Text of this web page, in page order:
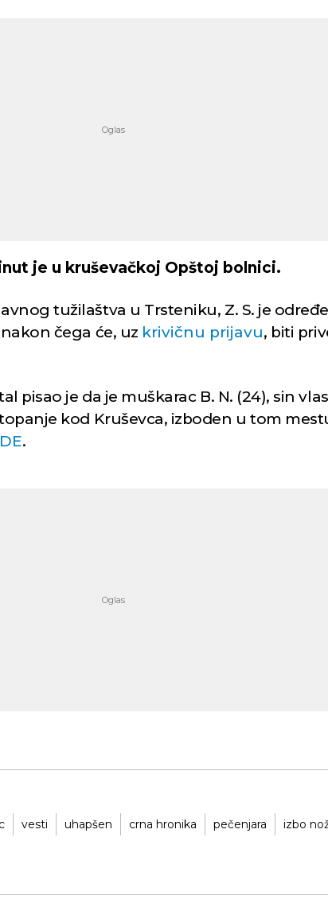
je u kruševačkoj Opštoj bolnici.
tužilaštva u Trsteniku, Z. S. je
čega će, uz krivičnu prijavu, biti
pisao je da je muškarac B. N. (24), sin
kod Kruševca, izboden u tom
.
vesti uhapšen crna hronika pečenjara izbo